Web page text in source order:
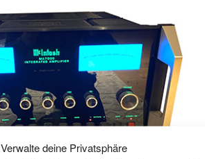
Verwalte deine Privatsphäre